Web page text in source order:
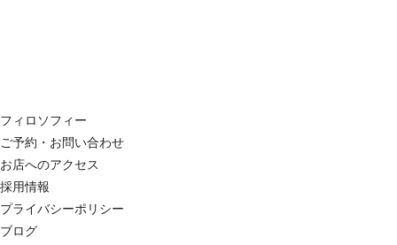
フィロソフィー
ご予約・お問い合わせ
お店へのアクセス
採用情報
プライバシーポリシー
ブログ